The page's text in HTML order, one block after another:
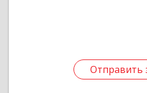
Отправить
Отправить